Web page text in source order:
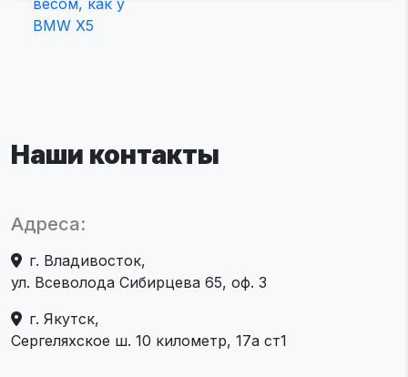
Наши контакты
Адреса:
г. Владивосток,
ул. Всеволода Сибирцева 65, оф. 3
г. Якутск,
Сергеляхское ш. 10 километр, 17а ст1